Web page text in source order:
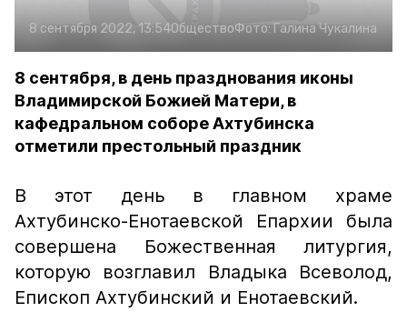
8 сентября 2022, 13:54ОбществоФото:Галина Чукалина
8 сентября, в день празднования иконы
Владимирской Божией Матери, в
кафедральном соборе Ахтубинска
отметили престольный праздник
В этот день в главном храме
Ахтубинско-Енотаевской Епархии была
совершена Божественная литургия,
которую возглавил Владыка Всеволод,
Епископ Ахтубинский и Енотаевский.